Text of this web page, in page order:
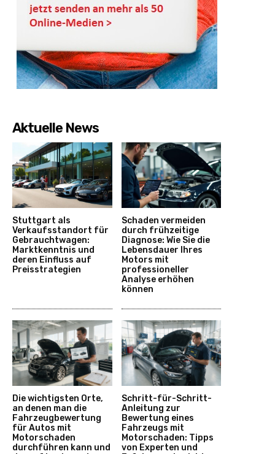
Aktuelle News
Stuttgart als
Verkaufsstandort für
Gebrauchtwagen:
Marktkenntnis und
deren Einfluss auf
Preisstrategien
Schaden vermeiden
durch frühzeitige
Diagnose: Wie Sie die
Lebensdauer Ihres
Motors mit
professioneller
Analyse erhöhen
können
Die wichtigsten Orte,
an denen man die
Fahrzeugbewertung
für Autos mit
Motorschaden
durchführen kann und
Schritt-für-Schritt-
Anleitung zur
Bewertung eines
Fahrzeugs mit
Motorschaden: Tipps
von Experten und